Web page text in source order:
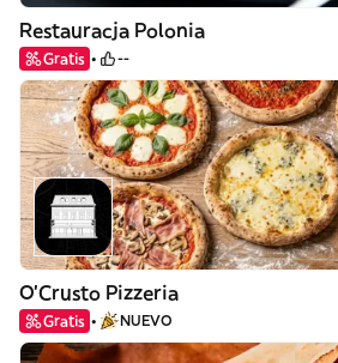
Restauracja Polonia
Gratis --
O'Crusto Pizzeria
Gratis NUEVO